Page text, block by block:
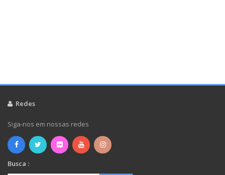
Redes
Siga-nos em nossas redes
Busca :